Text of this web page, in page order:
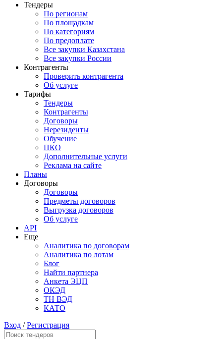
Тендеры
По регионам
По площадкам
По категориям
По предоплате
Все закупки Казахстана
Все закупки России
Контрагенты
Проверить контрагента
Об услуге
Тарифы
Тендеры
Контрагенты
Договоры
Нерезиденты
Обучение
ПКО
Дополнительные услуги
Реклама на сайте
Планы
Договоры
Договоры
Предметы договоров
Выгрузка договоров
Об услуге
API
Еще
Аналитика по договорам
Аналитика по лотам
Блог
Найти партнера
Анкета ЭЦП
ОКЭД
ТН ВЭД
КАТО
Вход /Регистрация